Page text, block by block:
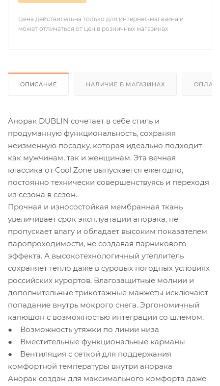
Цена действительна только для интернет-магазина и
может отличаться от цен в розничных магазинах
ОПИСАНИЕ НАЛИЧИЕ В МАГАЗИНАХ
Анорак DUBLIN сочетает в себе стиль и
продуманную функциональность, сохраняя
неизменную посадку, которая идеально подходит
как мужчинам, так и женщинам. Эта вечная
классика от Cool Zone выпускается ежегодно,
постоянно технически совершенствуясь и переходя
из сезона в сезон.
Прочная и износостойкая мембранная ткань
увеличивает срок эксплуатации анорака, не
пропускает влагу и обладает высоким показателем
паропроходимости, не создавая парникового
эффекта. А высокотехнологичный утеплитель
сохраняет тепло даже в суровых погодных условиях
российских курортов. Влагозащитные молнии и
дополнительные трикотажные манжеты исключают
попадание внутрь мокрого снега. Эргономичный
капюшон с возможностью интеграции со шлемом.
● Возможность утяжки по линии низа
● Вместительные функциональные карманы
● Вентиляция с сеткой для поддержания
комфортной температуры внутри анорака
Анорак создан для максимального комфорта даже